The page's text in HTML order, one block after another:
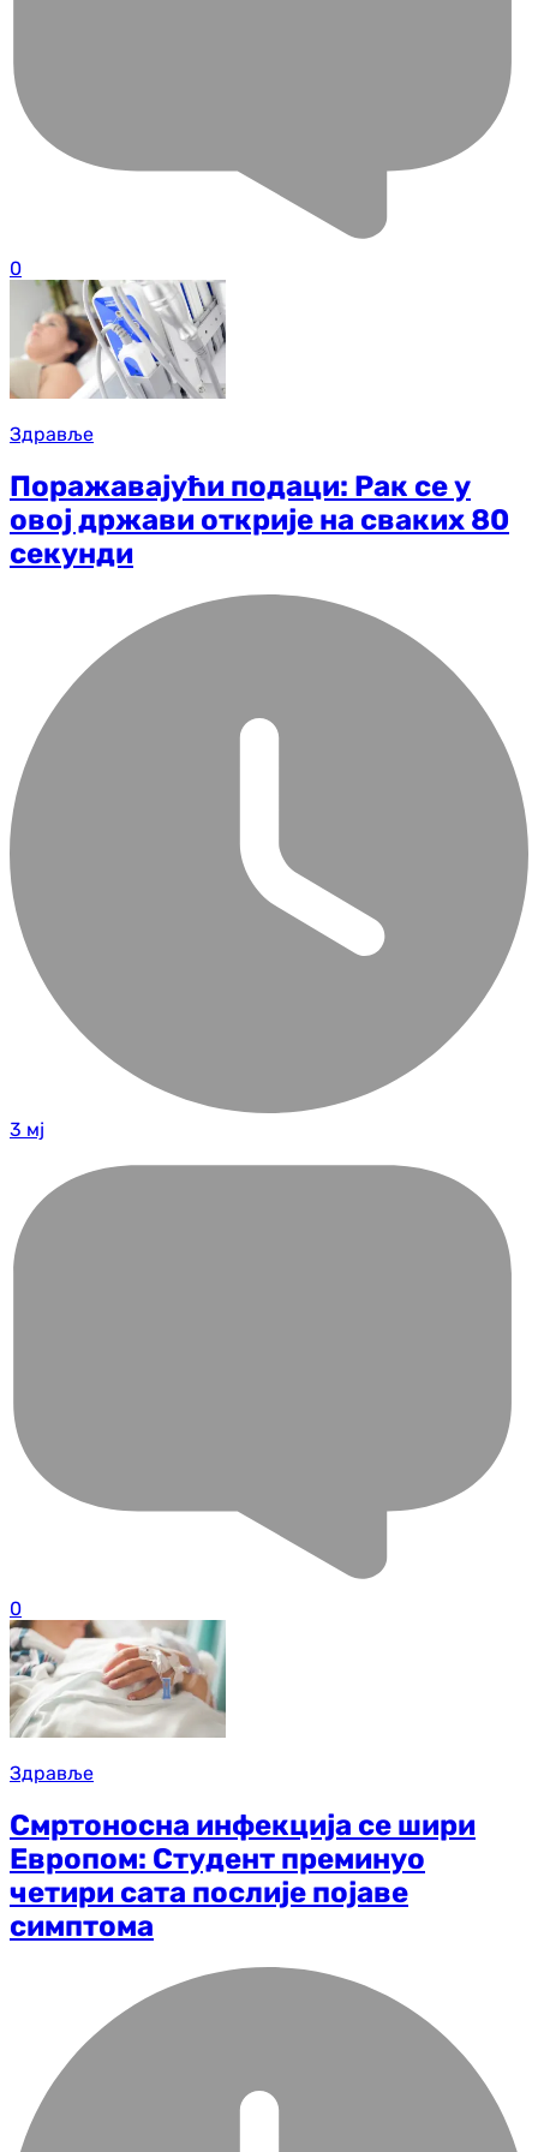
0
Здравље
Поражавајући подаци: Рак се у
овој држави открије на сваких 80
секунди
3 мј
0
Здравље
Смртоносна инфекција се шири
Европом: Студент преминуо
четири сата послије појаве
симптома